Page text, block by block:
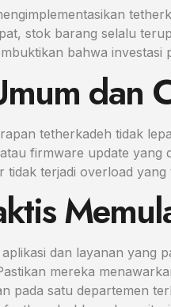
stok barang selalu
bahwa investasi
dan
tetherkadeh tidak
firmware update
tidak terjadi overload yang
dan layanan yang
mereka
pada satu departemen